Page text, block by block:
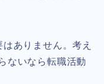
ありません。考え
ないなら転職活動